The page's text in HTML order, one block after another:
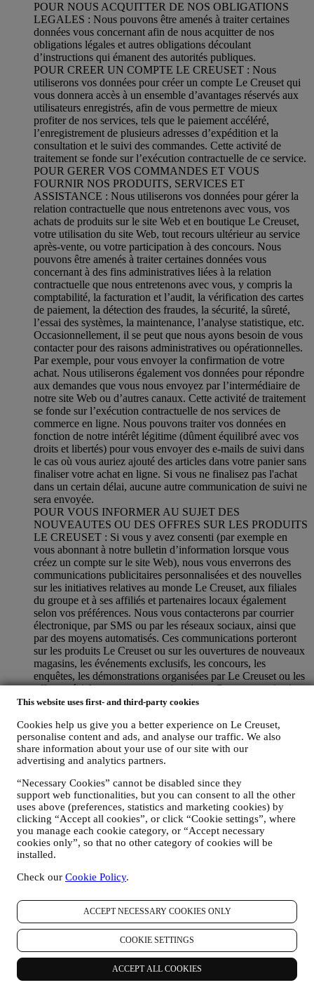
This website uses first- and third-party cookies
Cookies help us give you a better experience on Le Creuset,
personalise content and ads, and analyse our traffic. We also
share information about your use of our site with our
advertising and analytics partners.
“Necessary Cookies” cannot be disabled since they
support web functionalities, but you can consent to all the other
uses above (preferences, statistics and marketing cookies) by
clicking “Accept all cookies”, or click “Cookie settings”, where
you manage each cookie category, or “Accept necessary
cookies only”, so that no other category of cookies will be
installed.
Check our Cookie Policy.
ACCEPT NECESSARY COOKIES ONLY
COOKIE SETTINGS
ACCEPT ALL COOKIES
POUR NOUS ACQUITTER DE NOS OBLIGATIONS
LEGALES : Nous pouvons être amenés à traiter certaines
données vous concernant afin de nous acquitter de nos
obligations légales et autres obligations découlant
d’instructions qui émanent des autorités publiques.
POUR CREER UN COMPTE LE CREUSET : Nous
utiliserons vos données pour créer un compte Le Creuset qui
vous donnera accès à un ensemble d’avantages réservés aux
utilisateurs enregistrés, afin de vous permettre de mieux
profiter de nos services, tels que le paiement accéléré,
l’enregistrement de plusieurs adresses d’expédition et la
consultation et le suivi des commandes. Cette activité de
traitement se fonde sur l’exécution contractuelle de ce service.
POUR GERER VOS COMMANDES ET VOUS
FOURNIR NOS PRODUITS, SERVICES ET
ASSISTANCE : Nous utiliserons vos données pour gérer la
relation contractuelle que nous entretenons avec vous, vos
achats de produits sur le site Web et en boutique Le Creuset,
votre utilisation du site Web, tout recours ultérieur au service
après-vente, ou votre participation à des concours. Nous
pouvons être amenés à traiter certaines données vous
concernant à des fins administratives liées à la relation
contractuelle que nous entretenons avec vous, y compris la
comptabilité, la facturation et l’audit, la vérification des cartes
de paiement, la détection des fraudes, la sécurité, la sûreté,
l’essai des systèmes, la maintenance, l’analyse statistique, etc.
Occasionnellement, il se peut que nous ayons besoin de vous
contacter pour des raisons administratives ou opérationnelles.
Par exemple, pour vous envoyer la confirmation de votre
achat. Nous utiliserons également vos données pour répondre
aux demandes que vous nous envoyez par l’intermédiaire de
notre site Web ou d’autres canaux. Cette activité de traitement
se fonde sur l’exécution contractuelle de nos services de
commerce en ligne. Nous pouvons traiter vos données en
fonction de notre intérêt légitime (dûment équilibré avec vos
droits et libertés) pour vous envoyer des e-mails de suivi dans
le cas où vous auriez ajouté des articles dans votre panier sans
finaliser votre achat en ligne. Si vous ne finalisez pas l'achat
dans un certain délai, aucune autre communication de suivi ne
sera envoyée.
POUR VOUS INFORMER AU SUJET DES
NOUVEAUTES OU DES OFFRES SUR LES PRODUITS
LE CREUSET : Si vous y avez consenti (par exemple en
vous abonnant à notre bulletin d’information lorsque vous
créez un compte sur le site Web), nous vous enverrons des
communications publicitaires personnalisées et des nouvelles
sur les initiatives relatives au monde Le Creuset, aux filiales
du groupe et à ses affiliés et partenaires locaux également
selon vos préférences. Nous vous contacterons par courrier
électronique, par SMS ou par les réseaux sociaux, ainsi que
par des moyens automatisés. Ces communications porteront
sur les produits Le Creuset ou sur les ouvertures de nouveaux
magasins, les événements exclusifs, les concours, les
enquêtes, les démonstrations organisées par Le Creuset ou les
offres spéciales que vous pourriez aimer. Ces communications
peuvent être sélectionnées ou personnalisées en fonction des
de résidence ou votre historique d'achat, ou vos préférences
en lien avec nos produits. L’utilisation de vos données nous
permettra de mieux comprendre vos intérêts. Nous pourrons
ainsi personnaliser nos messages pour les rendre plus
pertinents et intéressants. Il n’y aura pas d’autres effets. Nous
recueillons également des statistiques concernant l’ouverture
des courriers électroniques et les clics en utilisant les
technologies standard du secteur (incluant les pixels de suivi
des e-mails) pour nous permettre de contrôler notre bulletin
d’information. Ce traitement se fonde sur le consentement que
vous nous avez donné pour recevoir des communications
exprimé lors de la collecte des données personnelles en
Désabonnement: Vous pouvez cesser de recevoir nos
communications marketing à tout moment, gratuitement, en
utilisant les méthodes indiquées dans chaque communication
(par exemple, pour vous désinscrire de la newsletter, vous
pouvez cliquer sur le lien de désinscription figurant au bas de
chaque e-mail). En tout état de cause, si vous souhaitez mettre
fin à l'une de nos activités marketing, veuillez nous envoyer